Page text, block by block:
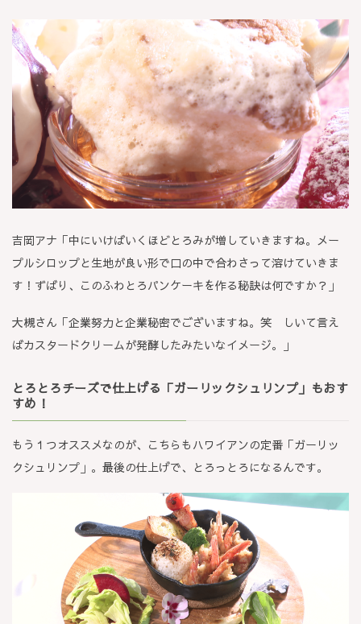
吉岡アナ「中にいけばいくほどとろみが増していきますね。メー
プルシロップと生地が良い形で口の中で合わさって溶けていきま
す！ずばり、このふわとろパンケーキを作る秘訣は何ですか？」
大槻さん「企業努力と企業秘密でございますね。笑 しいて言え
ばカスタードクリームが発酵したみたいなイメージ。」
とろとろチーズで仕上げる「ガーリックシュリンプ」もおす
すめ！
もう１つオススメなのが、こちらもハワイアンの定番「ガーリッ
クシュリンプ」。最後の仕上げで、とろっとろになるんです。